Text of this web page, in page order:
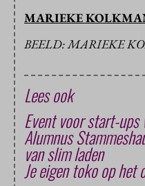
MARIEKE
BEELD: MARIEKE
Lees ook
Event voor start-ups
Alumnus
van slim laden
Je eigen toko op het